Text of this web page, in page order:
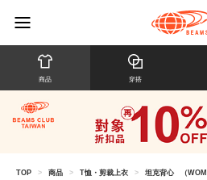
商品 穿搭
TOP > 商品 > T恤・剪裁上衣 > 坦克背心 （